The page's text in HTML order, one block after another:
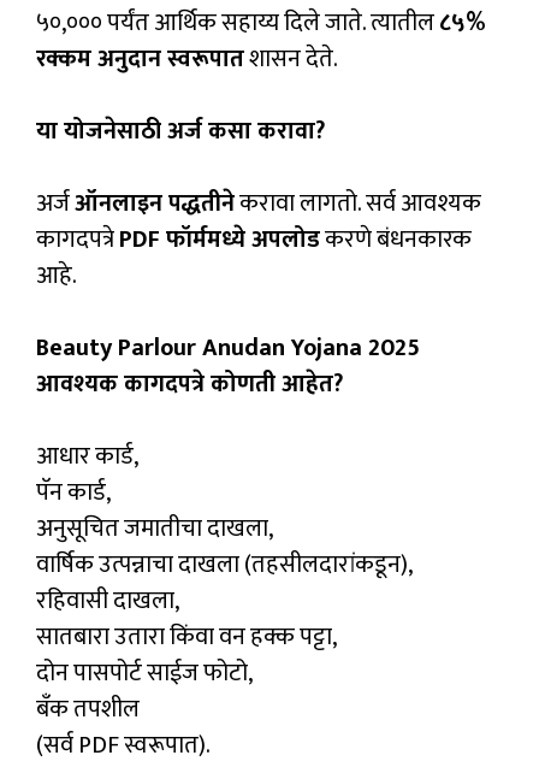
₹५०,००० पर्यंत आर्थिक सहाय्य दिले जाते. त्यातील८५%
रक्कम अनुदान स्वरूपातशासन देते.
या योजनेसाठी अर्ज कसा करावा?
अर्जऑनलाइन पद्धतीनेकरावा लागतो. सर्व आवश्यक
कागदपत्रेPDF फॉर्ममध्ये अपलोडकरणे बंधनकारक
आहे.
Beauty Parlour Anudan Yojana 2025
आवश्यक कागदपत्रे कोणती आहेत?
आधार कार्ड,
पॅन कार्ड,
अनुसूचित जमातीचा दाखला,
वार्षिक उत्पन्नाचा दाखला (तहसीलदारांकडून),
रहिवासी दाखला,
सातबारा उतारा किंवा वन हक्क पट्टा,
दोन पासपोर्ट साईज फोटो,
बँक तपशील
(सर्व PDF स्वरूपात).